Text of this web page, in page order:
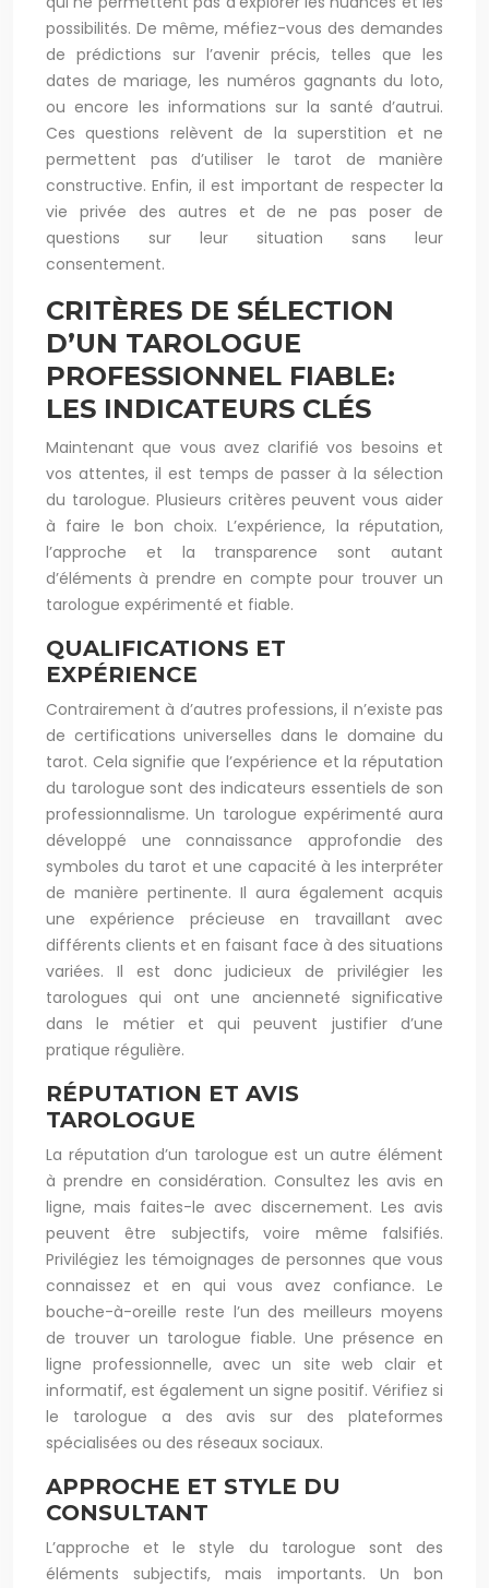
possibilités. De même, méfiez-vous des demandes
de prédictions sur l’avenir précis, telles que les
dates de mariage, les numéros gagnants du loto,
ou encore les informations sur la santé d’autrui.
Ces questions relèvent de la superstition et ne
permettent pas d’utiliser le tarot de manière
constructive. Enfin, il est important de respecter la
vie privée des autres et de ne pas poser de
questions sur leur situation sans leur
consentement.
CRITÈRES DE SÉLECTION
D’UN TAROLOGUE
PROFESSIONNEL FIABLE:
LES INDICATEURS CLÉS
Maintenant que vous avez clarifié vos besoins et
vos attentes, il est temps de passer à la sélection
du tarologue. Plusieurs critères peuvent vous aider
à faire le bon choix. L’expérience, la réputation,
l’approche et la transparence sont autant
d’éléments à prendre en compte pour trouver un
tarologue expérimenté et fiable.
QUALIFICATIONS ET
EXPÉRIENCE
Contrairement à d’autres professions, il n’existe pas
de certifications universelles dans le domaine du
tarot. Cela signifie que l’expérience et la réputation
du tarologue sont des indicateurs essentiels de son
professionnalisme. Un tarologue expérimenté aura
développé une connaissance approfondie des
symboles du tarot et une capacité à les interpréter
de manière pertinente. Il aura également acquis
une expérience précieuse en travaillant avec
différents clients et en faisant face à des situations
variées. Il est donc judicieux de privilégier les
tarologues qui ont une ancienneté significative
dans le métier et qui peuvent justifier d’une
pratique régulière.
RÉPUTATION ET AVIS
TAROLOGUE
La réputation d’un tarologue est un autre élément
à prendre en considération. Consultez les avis en
ligne, mais faites-le avec discernement. Les avis
peuvent être subjectifs, voire même falsifiés.
Privilégiez les témoignages de personnes que vous
connaissez et en qui vous avez confiance. Le
bouche-à-oreille reste l’un des meilleurs moyens
de trouver un tarologue fiable. Une présence en
ligne professionnelle, avec un site web clair et
informatif, est également un signe positif. Vérifiez si
le tarologue a des avis sur des plateformes
spécialisées ou des réseaux sociaux.
APPROCHE ET STYLE DU
CONSULTANT
L’approche et le style du tarologue sont des
éléments subjectifs, mais importants. Un bon